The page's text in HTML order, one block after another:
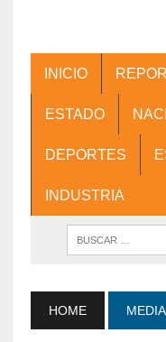
INICIO
ESTADO
DEPORTES
INDUSTRIA
HOME MEDIA